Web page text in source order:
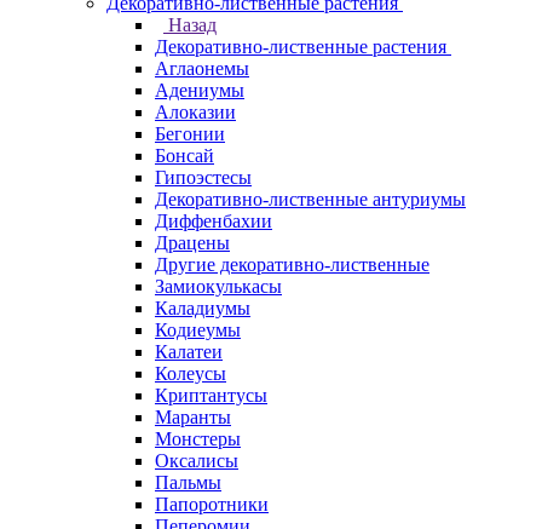
Назад
Декоративно-лиственные растения
Аглаонемы
Адениумы
Алоказии
Бегонии
Бонсай
Гипоэстесы
Декоративно-лиственные антуриумы
Диффенбахии
Драцены
Другие декоративно-лиственные
Замиокулькасы
Каладиумы
Кодиеумы
Калатеи
Колеусы
Криптантусы
Маранты
Монстеры
Оксалисы
Пальмы
Папоротники